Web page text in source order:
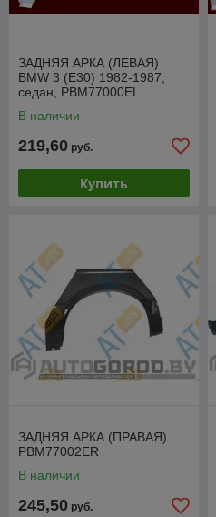
ЗАДНЯЯ АРКА (ЛЕВАЯ)
BMW 3 (E30) 1982-1987,
седан, PBM77000EL
В наличии
219,60 руб.
Купить
ЗАДНЯЯ АРКА (ПРАВАЯ)
PBM77002ER
В наличии
245,50 руб.